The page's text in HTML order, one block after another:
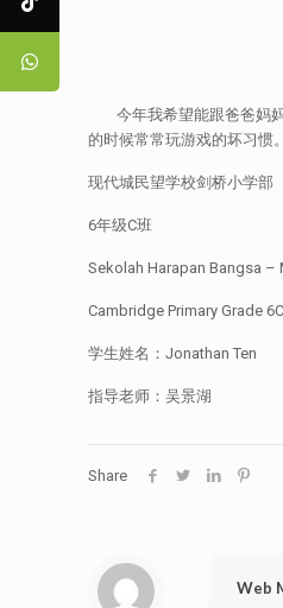
今年我希望能跟爸爸妈妈
的时候常常玩游戏的坏习惯
现代城民望学校剑桥小学部
6年级C班
Sekolah Harapan Bangsa –
Cambridge Primary Grade 6C
学生姓名：Jonathan Ten
指导老师：吴景湖
Share
Web